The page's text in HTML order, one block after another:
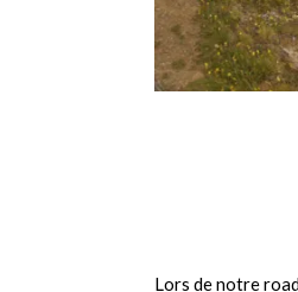
Lors de notre